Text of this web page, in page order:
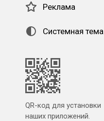
Реклама
Системная тема
QR-код для установки
наших приложений.